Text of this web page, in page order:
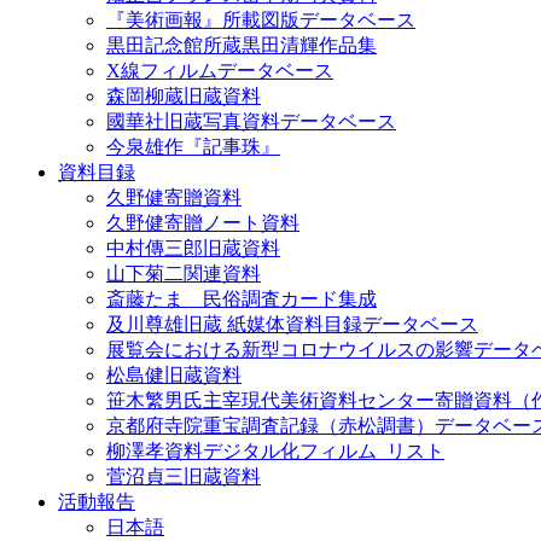
『美術画報』所載図版データベース
黒田記念館所蔵黒田清輝作品集
X線フィルムデータベース
森岡柳蔵旧蔵資料
國華社旧蔵写真資料データベース
今泉雄作『記事珠』
資料目録
久野健寄贈資料
久野健寄贈ノート資料
中村傳三郎旧蔵資料
山下菊二関連資料
斎藤たま 民俗調査カード集成
及川尊雄旧蔵 紙媒体資料目録データベース
展覧会における新型コロナウイルスの影響データ
松島健旧蔵資料
笹木繁男氏主宰現代美術資料センター寄贈資料（
京都府寺院重宝調査記録（赤松調書）データベー
柳澤孝資料デジタル化フィルム_リスト
菅沼貞三旧蔵資料
活動報告
日本語